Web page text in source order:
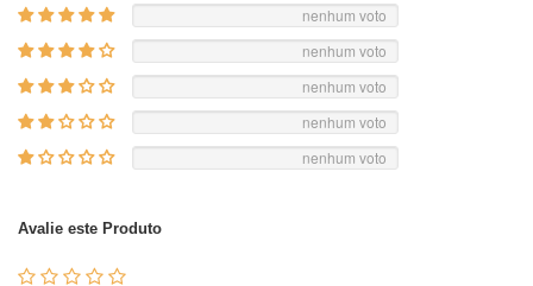
nenhum voto
nenhum voto
nenhum voto
nenhum voto
nenhum voto
Avalie este Produto